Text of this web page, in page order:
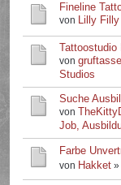
Fineline
von Lilly Filly
Tattoostudio
vongruftassel
Studios
Suche
von
Job,
Farbe
von Hakket »